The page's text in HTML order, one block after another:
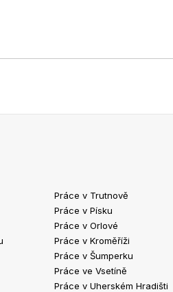
Práce v Trutnově
Práce v Písku
Práce v Orlové
Práce v Kroměříži
Práce v Šumperku
Práce ve Vsetíně
Práce v Uherském Hradišti